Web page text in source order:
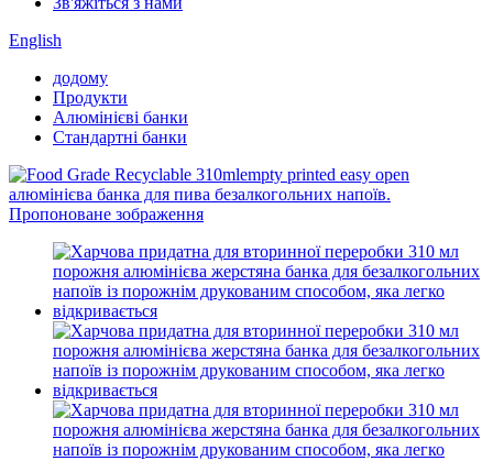
English
додому
Продукти
Алюмінієві банки
Стандартні банки